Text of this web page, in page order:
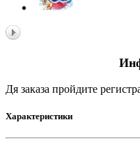
Дя заказа пройдите
Характеристики